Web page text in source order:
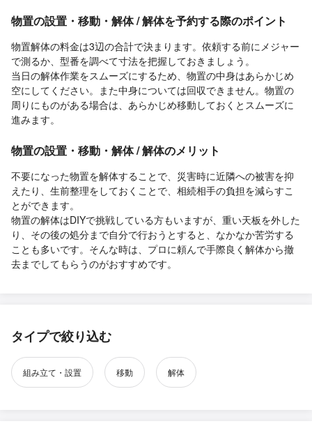
物置の設置・移動・解体 / 解体を予約する際のポイント
物置解体の料金は3辺の合計で決まります。依頼する前にメジャー
で測るか、型番を調べて寸法を把握しておきましょう。
当日の解体作業をスムーズにするため、物置の中身はあらかじめ
空にしてください。また中身については回収できません。物置の
周りにものがある場合は、あらかじめ移動しておくとスムーズに
進みます。
物置の設置・移動・解体 / 解体のメリット
不要になった物置を解体することで、災害時に近隣への被害を抑
えたり、生前整理をしておくことで、相続相手の負担を減らすこ
とができます。
物置の解体はDIYで挑戦している方もいますが、重い天板を外した
り、その後の処分まで自分で行おうとすると、なかなか苦労する
ことも多いです。そんな時は、プロに頼んで手際良く解体から撤
去までしてもらうのがおすすめです。
タイプで絞り込む
組み立て・設置 移動 解体